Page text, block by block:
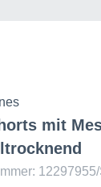
mit